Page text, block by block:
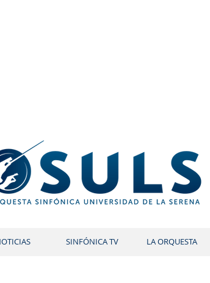
SINFÓNICA TV LA ORQUESTA